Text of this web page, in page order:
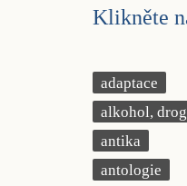
Klikněte
adaptace
alkohol,
antika
antologie